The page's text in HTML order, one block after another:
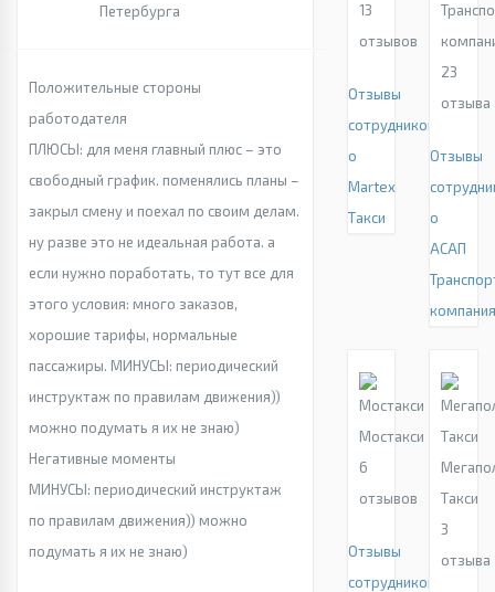
Петербурга
Положительные стороны
работодателя
ПЛЮСЫ: для меня главный плюс – это
свободный график. поменялись планы –
закрыл смену и поехал по своим делам.
ну разве это не идеальная работа. а
если нужно поработать, то тут все для
этого условия: много заказов,
хорошие тарифы, нормальные
пассажиры. МИНУСЫ: периодический
инструктаж по правилам движения))
можно подумать я их не знаю)
Негативные моменты
МИНУСЫ: периодический инструктаж
по правилам движения)) можно
подумать я их не знаю)
13
отзывов
Отзывы
сотрудников
о
Martex
Такси
23
отзыва
Отзывы
о
АСАП
Мостакси
6
отзывов
Отзывы
сотрудников
Такси
3
отзыва